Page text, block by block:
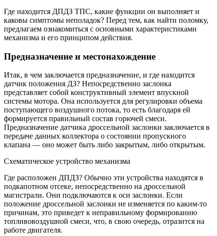
Где находится ДПДЗ ТПС, какие функции он выполняет и
каковы симптомы неполадок? Перед тем, как найти поломку,
предлагаем ознакомиться с основными характеристиками
механизма и его принципом действия.
Предназначение и местонахождение
Итак, в чем заключается предназначение, и где находится
датчик положения ДЗ? Непосредственно заслонка
представляет собой конструктивный элемент впускной
системы мотора. Она используется для регулировки объема
поступающего воздушного потока, то есть благодаря ей
формируется правильный состав горючей смеси.
Предназначение датчика дроссельной заслонки заключается в
передаче данных коллектора о состоянии пропускного
клапана — оно может быть либо закрытым, либо открытым.
Схематическое устройство механизма
Где расположен ДПДЗ? Обычно эти устройства находятся в
подкапотном отсеке, непосредственно на дроссельной
магистрали. Они подключаются к оси заслонки. Если
положение дроссельной заслонки не изменяется по каким-то
причинам, это приведет к неправильному формированию
топливовоздушной смеси, что, в свою очередь, отразится на
работе двигателя.